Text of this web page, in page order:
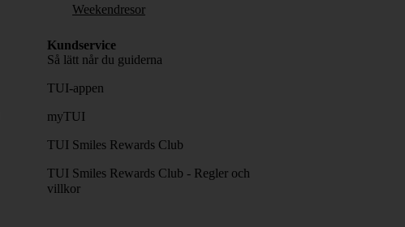
Weekendresor
Kundservice
Så lätt når du guiderna
TUI-appen
myTUI
TUI Smiles Rewards Club
TUI Smiles Rewards Club - Regler och
villkor